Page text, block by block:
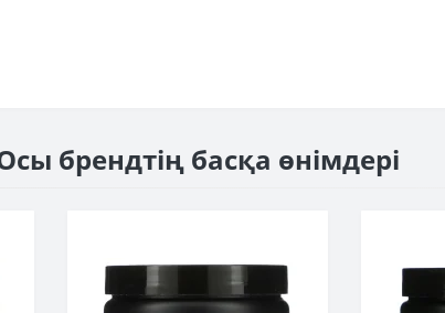
брендтің басқа өнімдері